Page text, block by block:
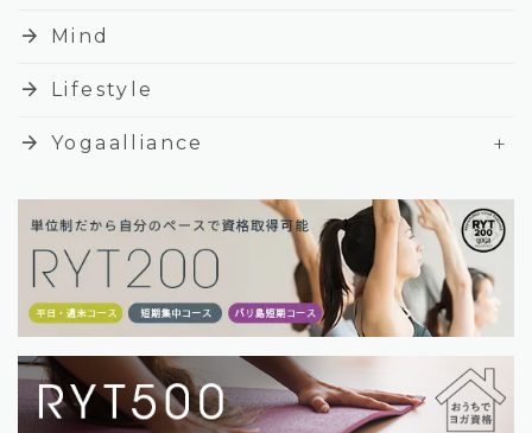
arrow_forward
Mind
arrow_forward Lifestyle
arrow_forward Yogaalliance +